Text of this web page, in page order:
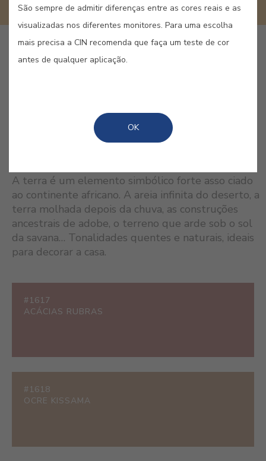
GUARDAR
A terra é um elemento simbólico forte asso ciado
ao continente africano. A areia infinita do deserto, a
terra molhada depois da chuva, as construções
ancestrais de adobe, o terreno que arde sob o sol
da savana… Tonalidades quentes e naturais, ideais
para decorar a casa.
#1617
ACÁCIAS RUBRAS
#1618
OCRE KISSAMA
São sempre de admitir diferenças entre as cores reais e as
visualizadas nos diferentes monitores. Para uma escolha
mais precisa a CIN recomenda que faça um teste de cor
antes de qualquer aplicação.
OK